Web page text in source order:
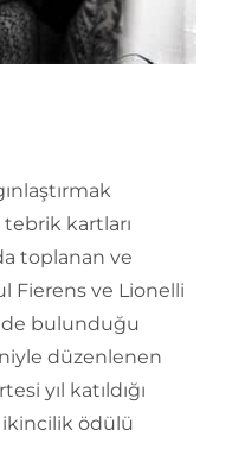
tebrik kartları
toplanan ve
Fierens ve Lionelli
bulunduğu
düzenlenen
yıl katıldığı
ikincilik ödülü